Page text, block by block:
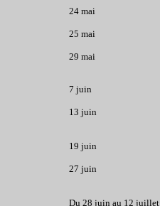
24 mai
25 mai
29 mai
7 juin
13 juin
19 juin
27 juin
Du 28 juin au 12 juillet